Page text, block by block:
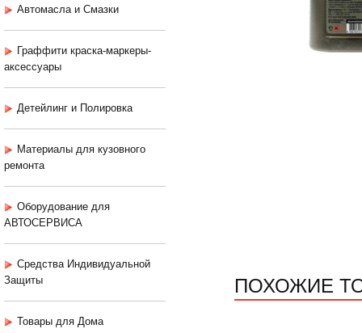
Автомасла и Смазки
Граффити краска-маркеры-
аксессуары
Детейлинг и Полировка
Материалы для кузовного
ремонта
Оборудование для
АВТОСЕРВИСА
Средства Индивидуальной
Защиты
Товары для Дома
ПОХОЖИЕ